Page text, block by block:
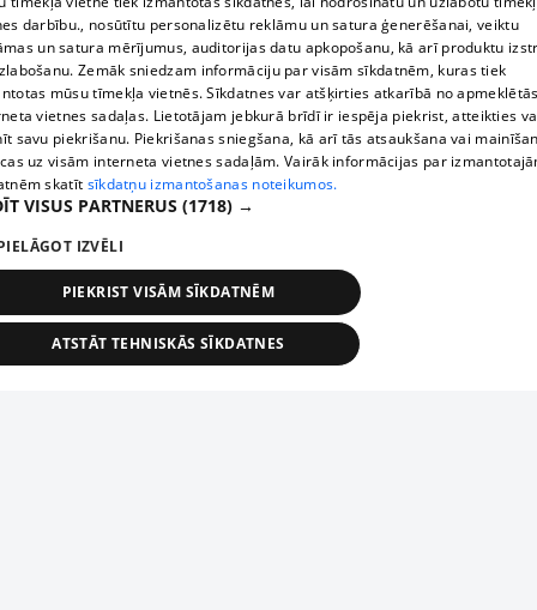
darbību., nosūtītu personalizētu reklāmu un satura ģenerēšanai, veiktu
un satura mērījumus, auditorijas datu apkopošanu, kā arī produktu
Zemāk sniedzam informāciju par visām sīkdatnēm, kuras tiek
mūsu tīmekļa vietnēs. Sīkdatnes var atšķirties atkarībā no
vietnes sadaļas. Lietotājam jebkurā brīdī ir iespēja piekrist, atteikties
savu piekrišanu. Piekrišanas sniegšana, kā arī tās atsaukšana vai
uz visām interneta vietnes sadaļām. Vairāk informācijas par
skatīt sīkdatņu izmantošanas noteikumos.
VISUS PARTNERUS (1718) →
IZVĒLI
PIEKRIST VISĀM SĪKDATNĒM
ATSTĀT TEHNISKĀS SĪKDATNES